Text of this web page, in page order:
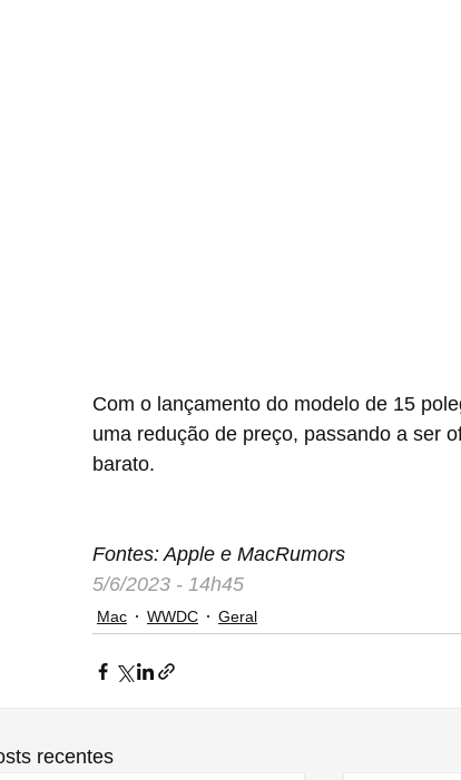
Com o lançamento do modelo de 15
uma redução de preço, passando a ser
barato.
Fontes: Apple e MacRumors
5/6/2023 - 14h45
Mac WWDC Geral
recentes